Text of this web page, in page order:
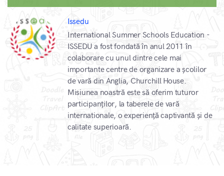
Issedu
International Summer Schools Education -
ISSEDU a fost fondată în anul 2011 în
colaborare cu unul dintre cele mai
importante centre de organizare a școlilor
de vară din Anglia, Churchill House.
Misiunea noastră este să oferim tuturor
participanților, la taberele de vară
internationale, o experiență captivantă și de
calitate superioară.